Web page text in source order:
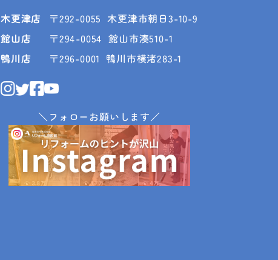
木更津店 〒292-0055 木更津市朝日3-10-9
館山店 〒294-0054 館山市湊510-1
鴨川店 〒296-0001 鴨川市横渚283-1
＼フォローお願いします／